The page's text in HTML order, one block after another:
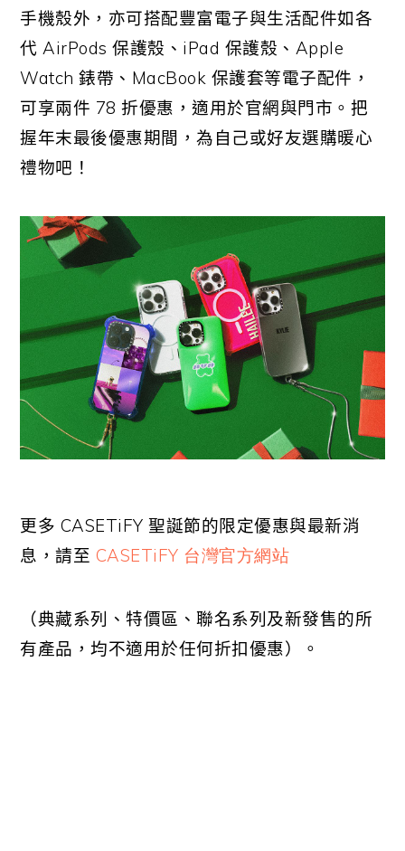
手機殼外，亦可搭配豐富電子與生活配件如各
代 AirPods保護殼、 iPad 保護殼、 Apple
Watch錶帶、 MacBook 保護套等電子配件，
可享兩件 78折優惠，適用於官網與門市。把
握年末最後優惠期間，為自己或好友選購暖心
禮物吧！
更多 CASETiFY聖誕節的限定優惠與最新消
息，請至 CASETiFY 台灣官方網站
（典藏系列、特價區、聯名系列及新發售的所
有產品，均不適用於任何折扣優惠）。